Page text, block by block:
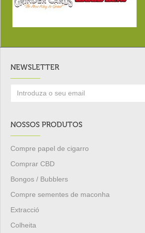
NEWSLETTER
NOSSOS PRODUTOS
Compre papel de cigarro
Comprar CBD
Bongos / Bubblers
Compre sementes de maconha
Extracció
Colheita